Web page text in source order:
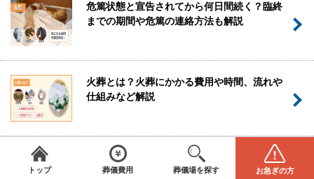
危篤状態と宣告されてから何日間続く？臨終
までの期間や危篤の連絡方法も解説
火葬とは？火葬にかかる費用や時間、流れや
仕組みなど解説
直葬の流れや費用は？メリットやデメリット
を合わせて解説
トップ 葬儀費用 葬儀場を探す
全国から葬儀場を探す
お急ぎの方
みんなが選んだお葬式 は葬儀場・葬儀社をご案内／
電話をかける(無料) 資料請求